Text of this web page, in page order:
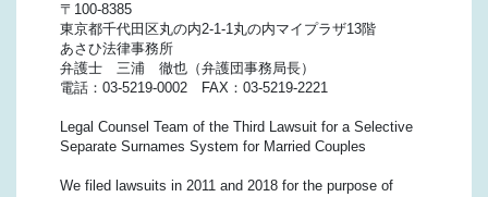
〒100-8385
東京都千代田区丸の内2-1-1丸の内マイプラザ13階
あさひ法律事務所
弁護士 三浦 徹也（弁護団事務局長）
電話：03-5219-0002 FAX：03-5219-2221
Legal Counsel Team of the Third Lawsuit for a Selective
Separate Surnames System for Married Couples
We filed lawsuits in 2011 and 2018 for the purpose of